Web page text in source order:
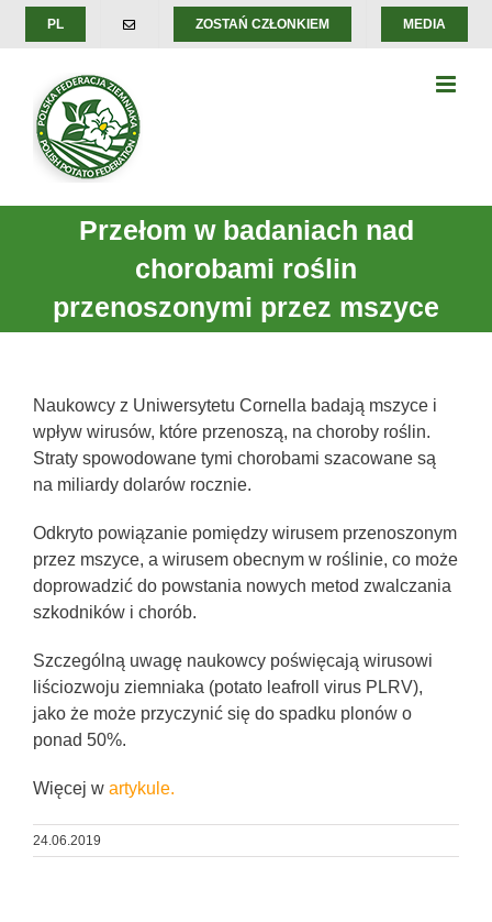
Skip
PL ZOSTAŃ CZŁONKIEM MEDIA
Przełom w badaniach nad
chorobami roślin
przenoszonymi przez mszyce
Naukowcy z Uniwersytetu Cornella badają mszyce i
wpływ wirusów, które przenoszą, na choroby roślin.
Straty spowodowane tymi chorobami szacowane są
na miliardy dolarów rocznie.
Odkryto powiązanie pomiędzy wirusem przenoszonym
przez mszyce, a wirusem obecnym w roślinie, co może
doprowadzić do powstania nowych metod zwalczania
szkodników i chorób.
Szczególną uwagę naukowcy poświęcają wirusowi
liściozwoju ziemniaka (potato leafroll virus PLRV),
jako że może przyczynić się do spadku plonów o
ponad 50%.
Więcej w artykule.
24.06.2019